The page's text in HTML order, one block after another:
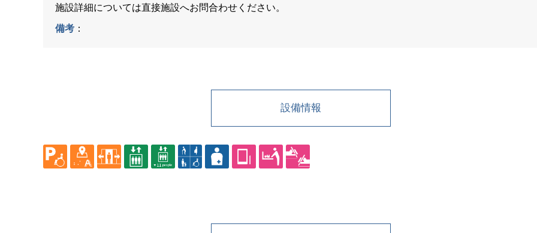
施設詳細については直接施設へお問合わせください。
備考 ：
設備情報